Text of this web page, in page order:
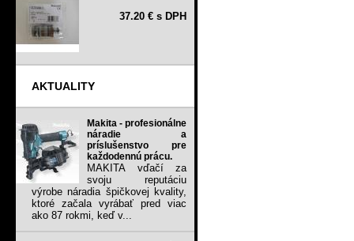
37.20 € s DPH
AKTUALITY
Makita - profesionálne
náradie a
príslušenstvo pre
každodennú prácu.
MAKITA vďačí za
svoju reputáciu
výrobe náradia špičkovej kvality,
ktoré začala vyrábať pred viac
ako 87 rokmi, keď v...